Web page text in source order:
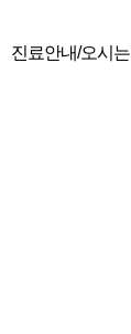
진료안내/오시